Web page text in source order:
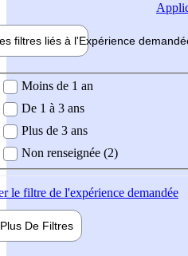
filtres liés à l'Expérience
demandée
Moins de 1 an
De 1 à 3 ans
Plus de 3 ans
Non renseignée (2)
le filtre de l'expérience demandée
Plus De Filtres